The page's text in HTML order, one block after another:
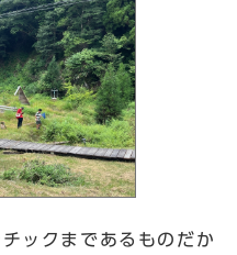
ックまであるものだか